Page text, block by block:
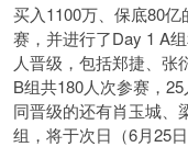
买入1100万、保底80亿
赛，并进行了Day 1 A
人晋级，包括郑捷、张
B组共180人次参赛，
同晋级的还有肖玉城、
组，将于次日（6月25日